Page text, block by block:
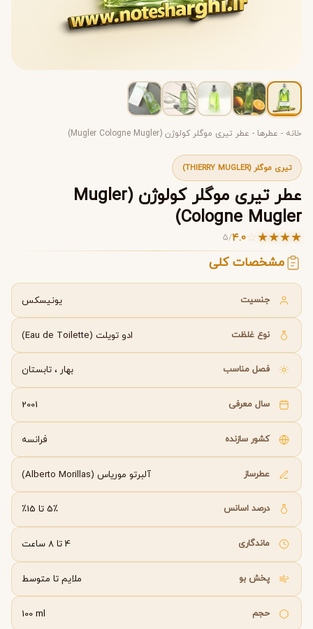
خانه - عطرها - عطر تیری موگلر کولوژن (Mugler Cologne Mugler)
تیری موگلر (THIERRY MUGLER)
عطر تیری موگلر کولوژن (Mugler
Cologne Mugler)
★
★
★
★
☆
4.0
/
5
مشخصات کلی
جنسیت یونیسکس
نوع غلظت ادو تویلت (Eau de Toilette)
فصل مناسب بهار ، تابستان
سال معرفی 2001
کشور سازنده فرانسه
عطرساز آلبرتو موریاس (Alberto Morillas)
درصد اسانس 5٪ تا 15٪
ماندگاری 4 تا 8 ساعت
پخش بو ملایم تا متوسط
حجم 100 ml